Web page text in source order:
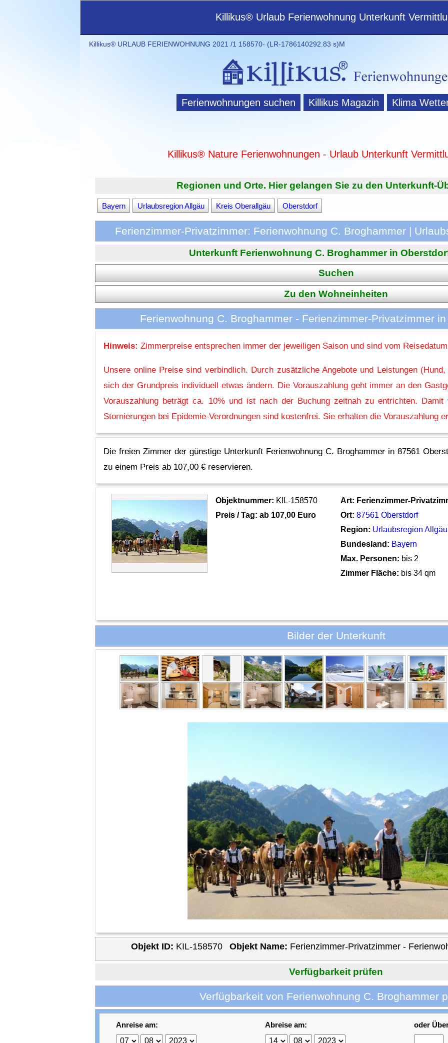
Killikus® Urlaub Ferienwohnung Unterkunft
Killikus® URLAUB FERIENWOHNUNG 2021 /1 158570- (LR-1786140292.83 s)M
Ferienwohnungen suchen Killikus Magazin Klima
Killikus® Nature Ferienwohnungen - Urlaub Unterkunft
Regionen und Orte. Hier gelangen Sie zu den Unterkunft-
Bayern Urlaubsregion Allgäu Kreis Oberallgäu Oberstdorf
Ferienzimmer-Privatzimmer: Ferienwohnung C. Broghammer |
Unterkunft Ferienwohnung C. Broghammer in
Suchen
Zu den Wohneinheiten
Ferienwohnung C. Broghammer - Ferienzimmer-Privatzimmer
Hinweis: Zimmerpreise entsprechen immer der jeweiligen Saison und sind vom
Unsere online Preise sind verbindlich. Durch zusätzliche Angebote und Leistungen
sich der Grundpreis individuell etwas ändern. Die Vorauszahlung geht immer an den
Vorauszahlung beträgt ca. 10% und ist nach der Buchung zeitnah zu entrichten.
Stornierungen bei Epidemie-Verordnungen sind kostenfrei. Sie erhalten die Vorauszahlung
Die freien Zimmer der günstige Unterkunft Ferienwohnung C. Broghammer in 87561
zu einem Preis ab 107,00 € reservieren.
Objektnummer: KIL-158570
Preis / Tag: ab 107,00 Euro
Art: Ferienzimmer-
Ort: 87561 Oberstdorf
Region: Urlaubsregion Allgäu
Bundesland: Bayern
Max. Personen: bis 2
Zimmer Fläche: bis 34 qm
Bilder der Unterkunft
Objekt ID: KIL-158570 Objekt Name: Ferienzimmer-Privatzimmer -
Verfügbarkeit prüfen
Verfügbarkeit von Ferienwohnung C. Broghammer
Anreise am: Abreise am: oder